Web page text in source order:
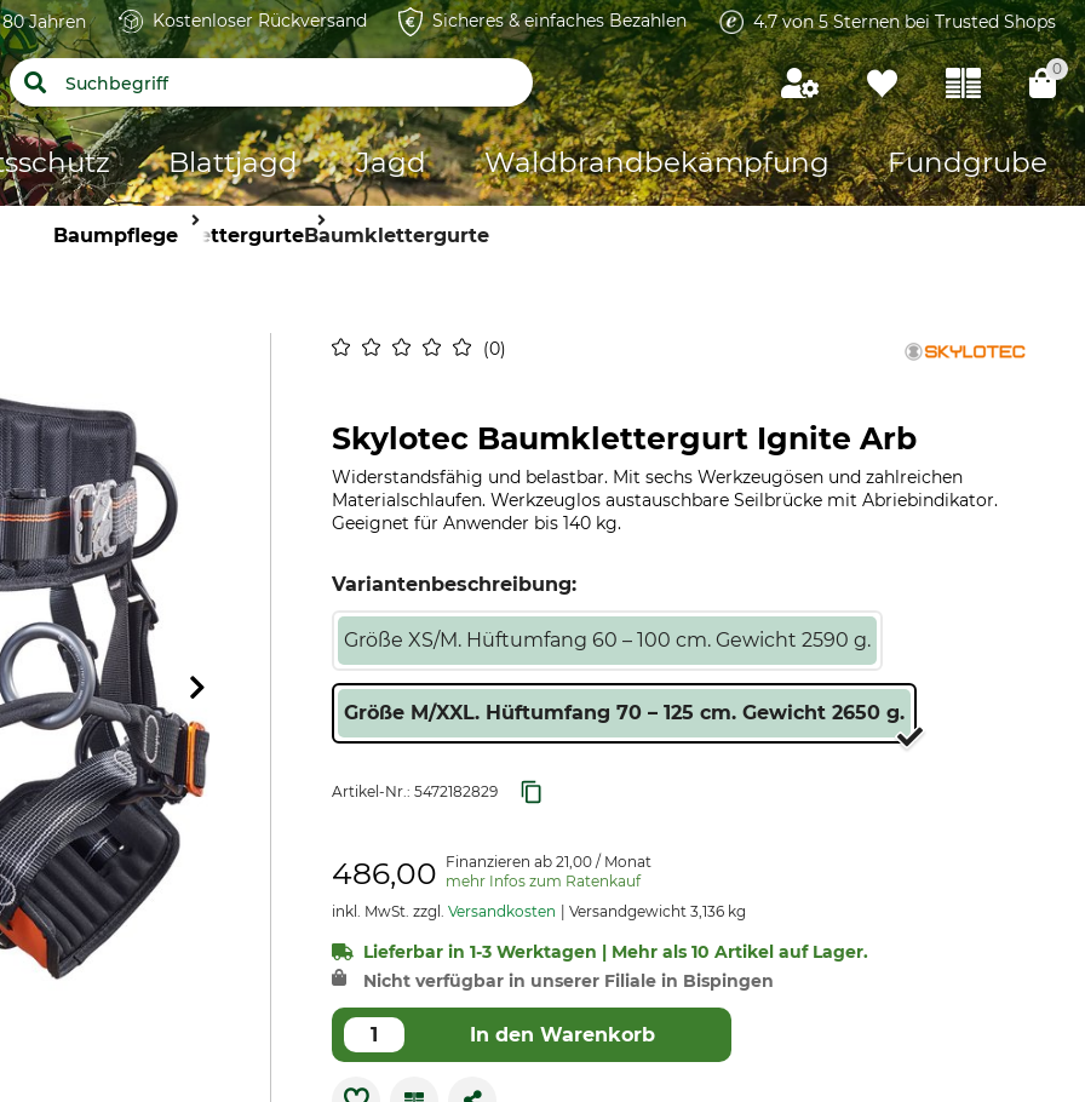
Jahren Kostenloser Rückversand Sicheres & einfaches Bezahlen 4.7 von 5 Sternen bei Trusted Shops
0
Blattjagd Jagd Waldbrandbekämpfung Fundgrube
Baumpflege KlettergurteBaumklettergurte
0
Skylotec Baumklettergurt Ignite Arb
Widerstandsfähig und belastbar. Mit sechs Werkzeugösen und zahlreichen
Materialschlaufen. Werkzeuglos austauschbare Seilbrücke mit Abriebindikator.
Geeignet für Anwender bis 140 kg.
Variantenbeschreibung:
Größe XS/M. Hüftumfang 60 – 100 cm. Gewicht 2590 g.
Größe M/XXL. Hüftumfang 70 – 125 cm. Gewicht 2650 g.
Artikel-Nr.: 5472182829
486,00 Finanzieren ab 21,00 / Monat
mehr Infos zum Ratenkauf
inkl. MwSt. zzgl. Versandkosten Versandgewicht 3,136 kg
Lieferbar in 1-3 Werktagen | Mehr als 10 Artikel auf Lager.
Nicht verfügbar in unserer Filiale in Bispingen
In den Warenkorb